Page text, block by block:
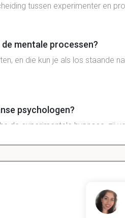
tussen experimenter en
mentale processen?
en die kun je als los staande
psychologen?
de experimentele hypnose, zij
subjecten en richte
methode, maar wel met de